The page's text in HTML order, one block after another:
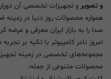
و تصویر و تجهیزات تخصصی آن
همواره محصولات روز دنیا در
صدا را به بازار ایران معرفی و عرضه
امروز نادر کامپیوتر با تکیه بر
مجموعه‌های تخصصی در زمینه
محصولات متنوعی از جمله: